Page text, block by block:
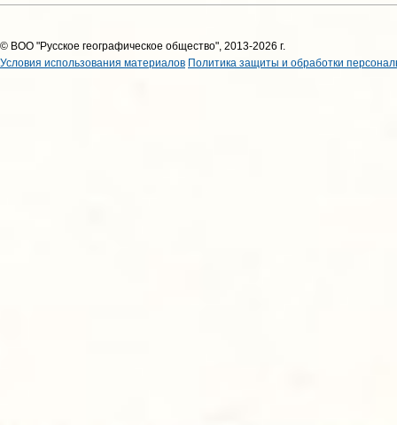
© ВОО "Русское географическое общество", 2013-2026 г.
Условия использования материалов Политика защиты и обработки